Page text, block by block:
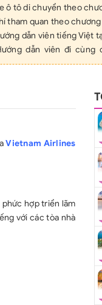
ô tô di chuyển theo
tham quan theo
dẫn viên tiếng Việt
dẫn viên đi cùng
Bảo hiểm du lịch mức
Mũ thương hiệu Privet
Nước uống 1 khách/1 chai/
CHƯA BAO GỒM
Lệ phí hộ chiếu, tiền điện
Tiền tip 7$/người/ngày x
uống bia rượu.
chụp ảnh tại các điểm
theo thời tiết và lịch
du lịch của từng ngày
Vietnam Airlines
phức hợp triển lãm
với các tòa nhà